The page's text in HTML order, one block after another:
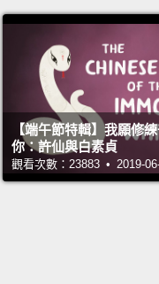
of artificial
in food. So
environment for
food more acidic
to survive. And some
help. For thousands
【端午節特輯】我願修
你：許仙與白素貞
觀看次數：23883 • 2019-